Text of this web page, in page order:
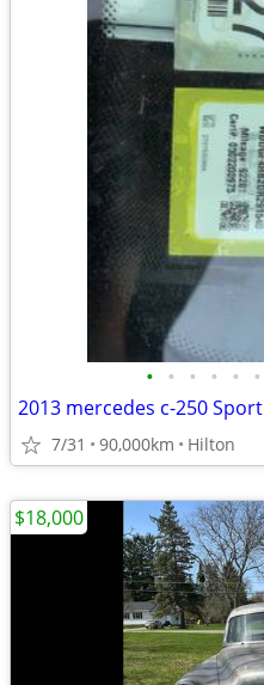
• • • • • •
2013 mercedes c-250 Sport
7/31 90,000km Hilton
$18,000